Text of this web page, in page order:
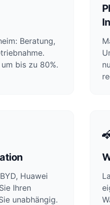
Beratung,
bis zu 80%.
Huawei
Ihren
unabhängig.